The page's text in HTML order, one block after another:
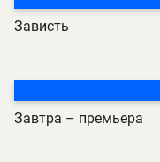
Зависть
Завтра – премьера